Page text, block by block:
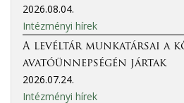
2026.08.04.
Intézményi hírek
A levéltár munkatársai a
avatóünnepségén jártak
2026.07.24.
Intézményi hírek